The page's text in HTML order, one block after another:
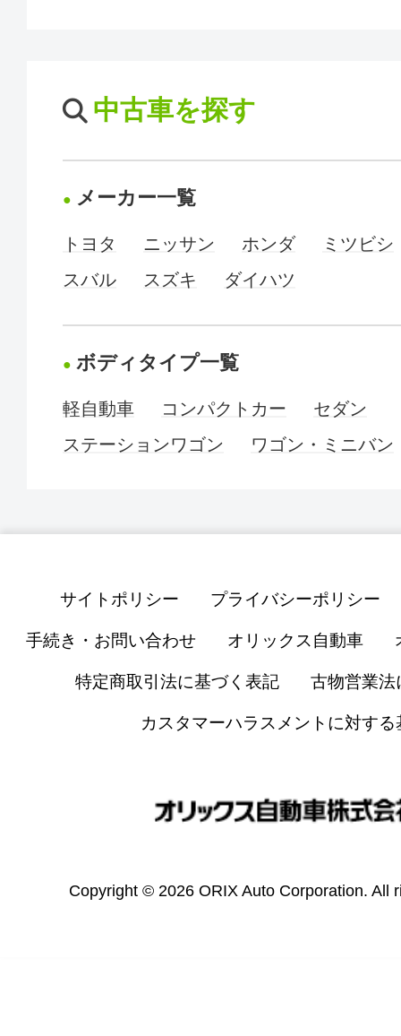
中古車を探す
メーカー一覧
トヨタ ニッサン ホンダ
ミツビシ
スバル
スズキ ダイハツ
ボディタイプ一覧
軽自動車 コンパクトカー
セダン
ステーションワゴン
ワゴン・ミニバン
サイトポリシー プライバシーポリシー
手続き・お問い合わせ オリックス自動車
特定商取引法に基づく表記 古物営業法
カスタマーハラスメントに対する
Copyright © 2026 ORIX Auto Corporation. All